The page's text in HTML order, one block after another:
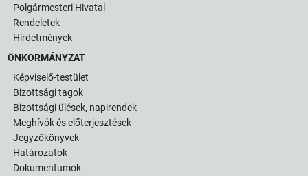
Polgármesteri Hivatal
Rendeletek
Hirdetmények
ÖNKORMÁNYZAT
Képviselő-testület
Bizottsági tagok
Bizottsági ülések, napirendek
Meghívók és előterjesztések
Jegyzőkönyvek
Határozatok
Dokumentumok